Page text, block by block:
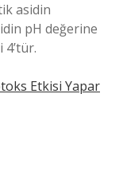
asidin
pH değerine
Etkisi Yapar